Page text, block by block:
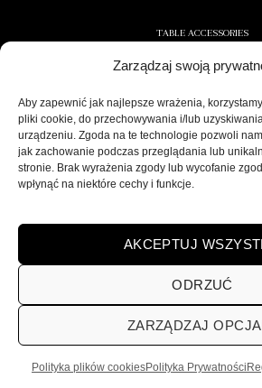
Zarządzaj swoją
Aby zapewnić jak najlepsze wrażenia,
pliki cookie, do przechowywania i/lub
urządzeniu. Zgoda na te technologie pozwoli
jak zachowanie podczas przeglądania lub
stronie. Brak wyrażenia zgody lub wycofanie
wpłynąć na niektóre cechy i funkcje.
AKCEPTUJ
ODRZUĆ
ZARZĄDZAJ
Polityka plików cookiesPolityka Prywatności
TABLE ACCESSORIES
CONTAINERS AND NAPKINS
COOLERS/ICE CONTAINERS
SALT/PEPPER SHAKERS
SECURE DELIVERY
POLITYKA PRYWATNOŚCI
Visardi | Home Decorations | Home